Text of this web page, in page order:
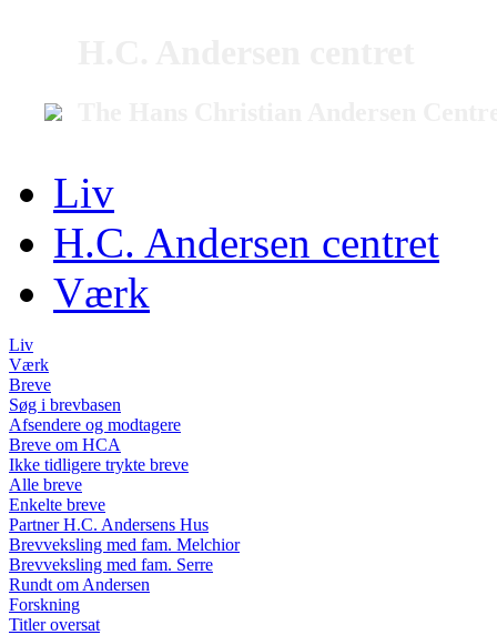
Liv
H.C. Andersen centret
Værk
Liv
Værk
Breve
Søg i brevbasen
Afsendere og modtagere
Breve om HCA
Ikke tidligere trykte breve
Alle breve
Enkelte breve
Partner H.C. Andersens Hus
Brevveksling med fam. Melchior
Brevveksling med fam. Serre
Rundt om Andersen
Forskning
Titler oversat